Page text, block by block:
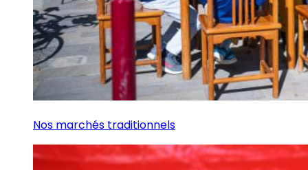
Nos marchés traditionnels